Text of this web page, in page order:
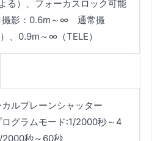
る）、フォーカスロック可能
撮影：0.6m～∞ 通常撮
0.9m～∞（TELE）
ルプレーンシャッター
グラムモード:1/2000秒～4
秒～60秒